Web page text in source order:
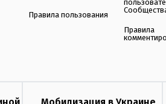
Правила пользования
Правила